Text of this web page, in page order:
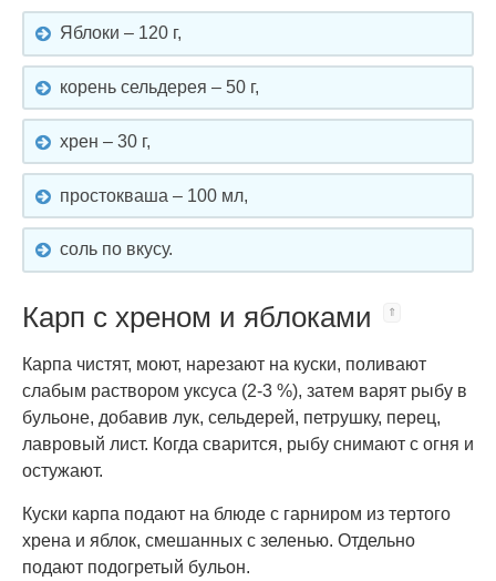
Яблоки – 120 г,
корень сельдерея – 50 г,
хрен – 30 г,
простокваша – 100 мл,
соль по вкусу.
Карп с хреном и яблоками
Карпа чистят, моют, нарезают на куски, поливают
слабым раствором уксуса (2-3 %), затем варят рыбу в
бульоне, добавив лук, сельдерей, петрушку, перец,
лавровый лист. Когда сварится, рыбу снимают с огня и
остужают.
Куски карпа подают на блюде с гарниром из тертого
хрена и яблок, смешанных с зеленью. Отдельно
подают подогретый бульон.